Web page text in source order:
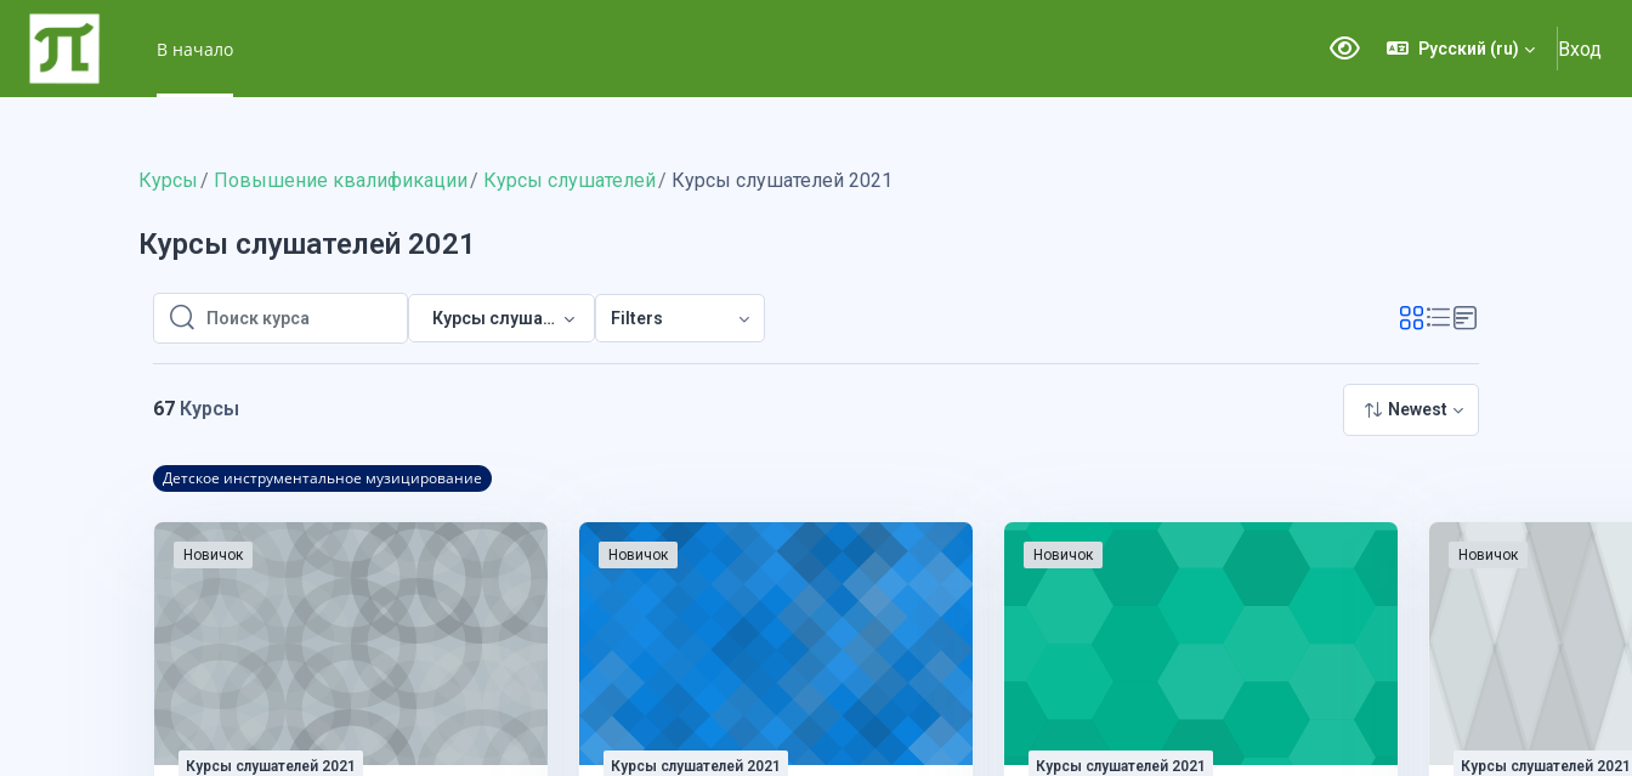
Перейти к основному содержанию
В начало
Версия для слабовидящих
Русский ‎(ru)‎ Вход
Курсы Повышение квалификации Курсы слушателей Курсы слушателей 2021
Курсы слушателей 2021
Поиск курса
Поиск курса
Курсы слушателей 2021Filters
67 Курсы Newest
Детское инструментальное музицирование
Новичок
Курсы слушателей 2021
Новичок
Курсы слушателей 2021
Новичок
Курсы слушателей 2021
Новичок
Курсы слушателей 2021